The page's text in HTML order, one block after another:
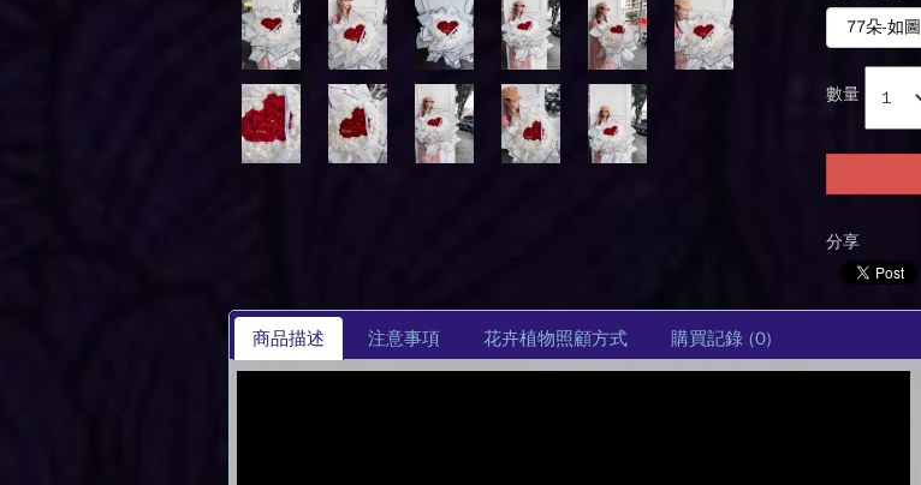
數量
分享
商品描述 注意事項 花卉植物照顧方式 購買記錄 (0)